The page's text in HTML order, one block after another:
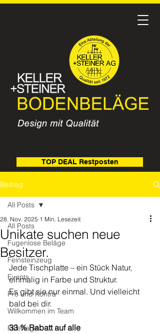
TOP DEAL Restposten
Beitrag
All Posts
Fugenlose Beläge
Feinsteinzeug
Events
Pro und Kontra
Willkommen im Team
Feiertage
All Posts
Unikate suchen neue
Besitzer.
28. Nov. 2025 1 Min. Lesezeit
Jede Tischplatte – ein Stück Natur,
einmalig in Farbe und Struktur.
Es gibt sie nur einmal. Und vielleicht
bald bei dir.
33 % Rabatt auf alle